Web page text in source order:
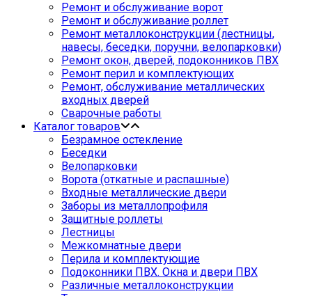
Ремонт и обслуживание ворот
Ремонт и обслуживание роллет
Ремонт металлоконструкции (лестницы,
навесы, беседки, поручни, велопарковки)
Ремонт окон, дверей, подоконников ПВХ
Ремонт перил и комплектующих
Ремонт, обслуживание металлических
входных дверей
Сварочные работы
Каталог товаров
Безрамное остекление
Беседки
Велопарковки
Ворота (откатные и распашные)
Входные металлические двери
Заборы из металлопрофиля
Защитные роллеты
Лестницы
Межкомнатные двери
Перила и комплектующие
Подоконники ПВХ. Окна и двери ПВХ
Различные металлоконструкции